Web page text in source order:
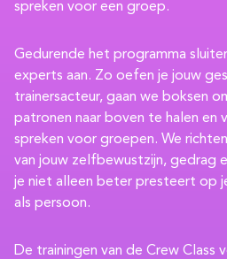
spreken voor een groep.
Gedurende het programma
experts aan. Zo oefen je jouw
trainersacteur, gaan we boksen
patronen naar boven te halen en
spreken voor groepen. We
van jouw zelfbewustzijn, gedrag
je niet alleen beter presteert op
als persoon.
De trainingen van de Crew Class